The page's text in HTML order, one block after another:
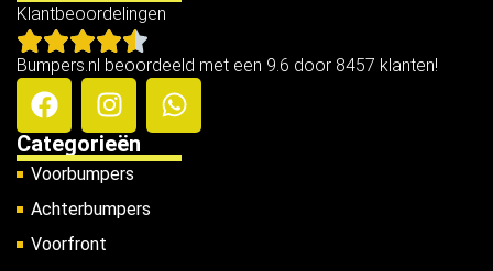
Klantbeoordelingen
Bumpers.nl beoordeeld met een 9.6 door 8457 klanten!
Categorieën
Voorbumpers
Achterbumpers
Voorfront